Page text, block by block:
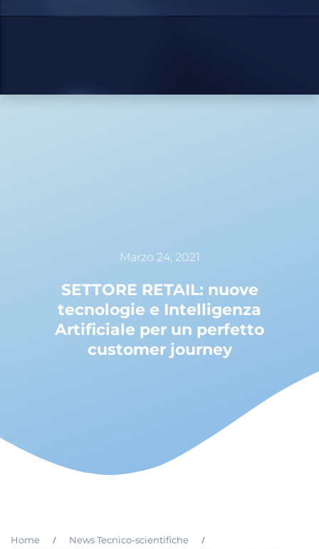
Marzo 24, 2021
SETTORE RETAIL: nuove
tecnologie e Intelligenza
Artificiale per un perfetto
customer journey
Home / News Tecnico-scientifiche /